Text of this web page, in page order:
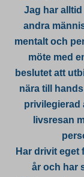
Jag har
andra
mentalt och
möte med
beslutet att
nära till
privilegierad
livsresan
Har drivit eget
år och har